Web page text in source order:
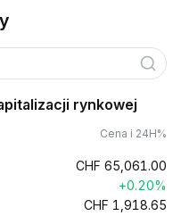
rynkowej
Cena i 24H%
CHF 65,061.00
+0.20%
CHF 1,918.65